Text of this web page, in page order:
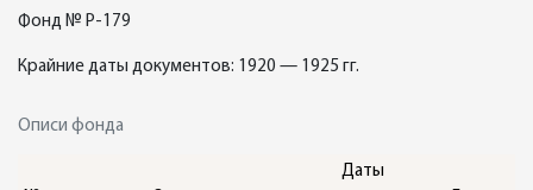
Фонд № Р-179
Крайние даты документов: 1920 — 1925 гг.
Описи фонда
Даты